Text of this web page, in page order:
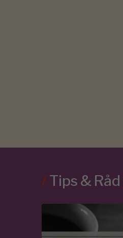
/ Tips & Råd